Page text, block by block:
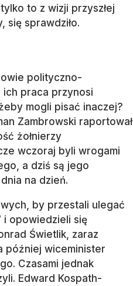
to z wizji przyszłej
się sprawdziło.
polityczno-
praca przynosi
mogli pisać inaczej?
Zambrowski raportował
żołnierzy
wczoraj byli wrogami
a dziś są jego
na dzień.
by przestali ulegać
i opowiedzieli się
Świetlik, zaraz
później wiceminister
Czasami jednak
Edward Kospath-